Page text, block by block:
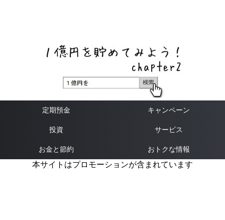
定期預金 キャンペーン
投資 サービス
お金と節約 おトクな情報
本サイトはプロモーションが含まれています